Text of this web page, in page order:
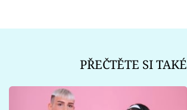
PŘEČTĚTE SI TAKÉ